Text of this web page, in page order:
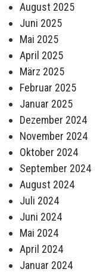
August 2025
Juni 2025
Mai 2025
April 2025
März 2025
Februar 2025
Januar 2025
Dezember 2024
November 2024
Oktober 2024
September 2024
August 2024
Juli 2024
Juni 2024
Mai 2024
April 2024
Januar 2024